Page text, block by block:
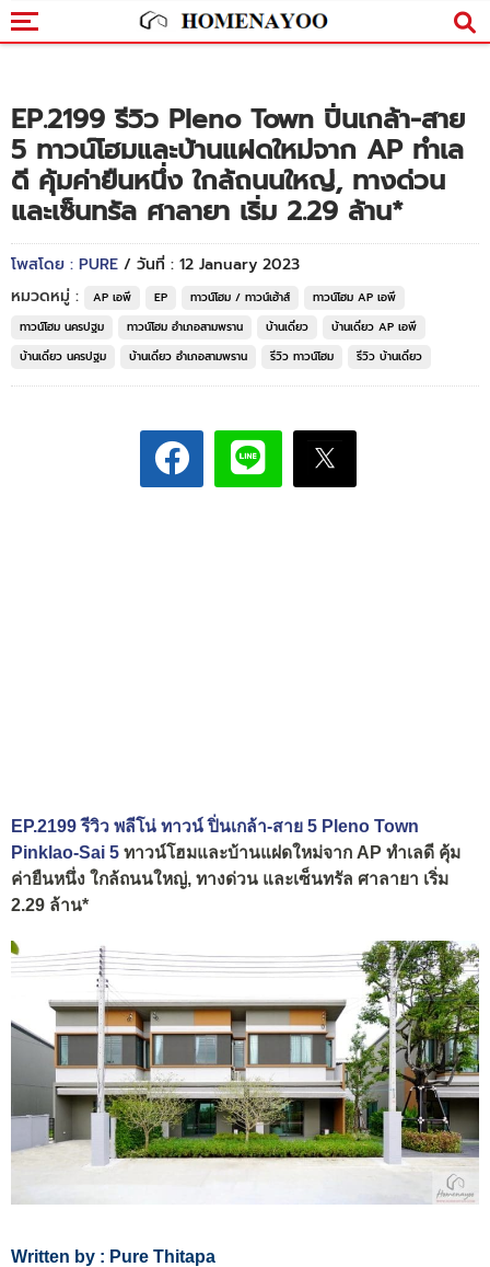
EP.2199 รีวิว Pleno Town ปิ่นเกล้า-สาย
5 ทาวน์โฮมและบ้านแฝดใหม่จาก AP ทำเล
ดี คุ้มค่ายืนหนึ่ง ใกล้ถนนใหญ่, ทางด่วน
และเซ็นทรัล ศาลายา เริ่ม 2.29 ล้าน*
โพสโดย : PURE / วันที่ : 12 January 2023
หมวดหมู่ :
AP เอพี EP ทาวน์โฮม / ทาวน์เฮ้าส์
ทาวน์โฮม AP เอพี
ทาวน์โฮม นครปฐม
ทาวน์โฮม อำเภอสามพราน บ้านเดี่ยว
บ้านเดี่ยว AP เอพี
บ้านเดี่ยว นครปฐม
บ้านเดี่ยว อำเภอสามพราน รีวิว ทาวน์โฮม รีวิว บ้านเดี่ยว
EP.2199 รีวิว พลีโน่ ทาวน์ ปิ่นเกล้า-สาย 5 Pleno Town
Pinklao-Sai 5 ทาวน์โฮมและบ้านแฝดใหม่จาก AP ทำเลดี คุ้ม
ค่ายืนหนึ่ง ใกล้ถนนใหญ่, ทางด่วน และเซ็นทรัล ศาลายา เริ่ม
2.29 ล้าน*
Written by : Pure Thitapa